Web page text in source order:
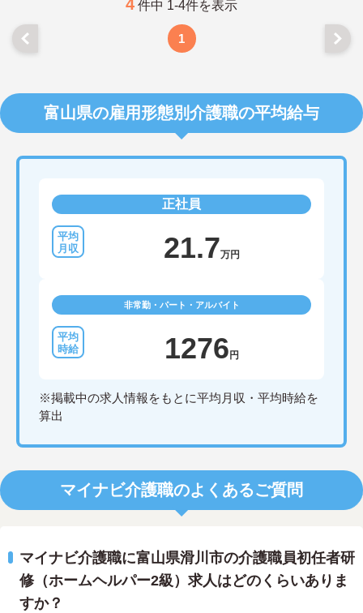
4 件中 1-4件を表示
1
富山県の雇用形態別介護職の平均給与
正社員
21.7万円
非常勤・パート・アルバイト
1276 円
※掲載中の求人情報をもとに平均月収・平均時給を
算出
マイナビ介護職のよくあるご質問
マイナビ介護職に富山県滑川市の介護職員初任者研
修（ホームヘルパー2級）求人はどのくらいありま
すか？